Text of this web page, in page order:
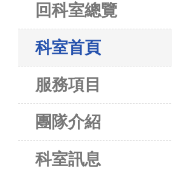
回科室總覽
科室首頁
服務項目
團隊介紹
科室訊息